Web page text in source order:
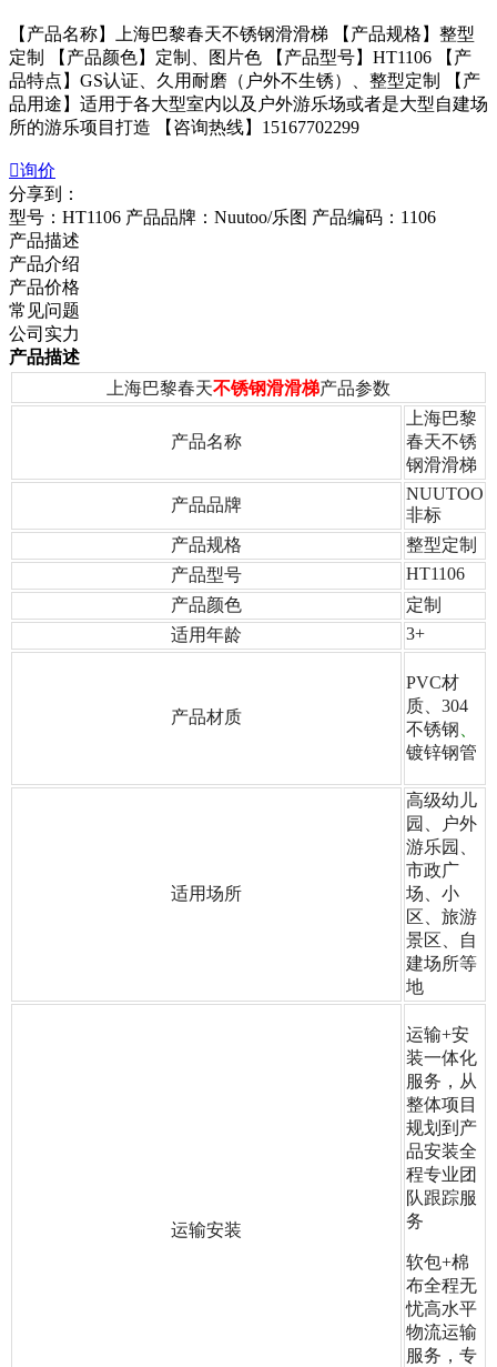
【产品名称】上海巴黎春天不锈钢滑滑梯 【产品规格】整型
定制 【产品颜色】定制、图片色 【产品型号】HT1106 【产
品特点】GS认证、久用耐磨（户外不生锈）、整型定制 【产
品用途】适用于各大型室内以及户外游乐场或者是大型自建场
所的游乐项目打造 【咨询热线】15167702299
询价
分享到：
型号：HT1106 产品品牌：Nuutoo/乐图 产品编码：1106
产品描述
产品介绍
产品价格
常见问题
公司实力
产品描述
上海巴黎春天不锈钢滑滑梯产品参数
产品名称
上海巴黎
春天不锈
钢滑滑梯
产品品牌
NUUTOO
非标
产品规格
整型定制
产品型号
HT1106
产品颜色
定制
适用年龄
3+
产品材质
PVC材
质、304
不锈钢
镀锌钢管
适用场所
高级幼儿
园、户外
游乐园、
市政广
场、小
区、旅游
景区 、自
建场所等
地
运输安装
运输+安
装一体化
服务，从
整体项目
规划到产
品安装全
程专业团
队跟踪服
务
软包+棉
布全程无
忧高水平
物流运输
服务，专